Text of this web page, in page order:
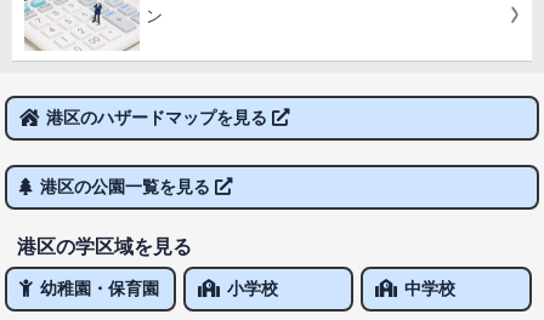
ン
港区のハザードマップを見る
港区の公園一覧を見る
港区の学区域を見る
幼稚園・保育園 小学校 中学校